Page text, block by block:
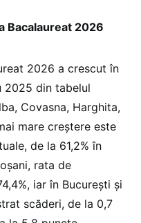
Bacalaureat 2026
2026 a crescut în
2025 din tabelul
Covasna, Harghita,
mare creștere este
de la 61,2% în
rata de
iar în București și
scăderi, de la 0,7